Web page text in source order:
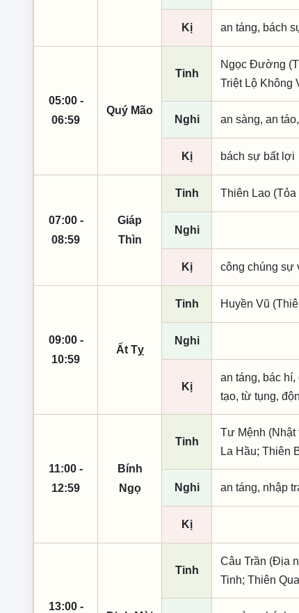
Kị an táng, bách
05:00 -
06:59
Quý Mão
Tinh
Ngọc Đường
Triệt Lộ Không
Nghi an sàng, an
Kị bách sự bất lợi
07:00 -
08:59
Giáp
Thìn
Tinh Thiên Lao
Nghi
Kị công chúng sự
09:00 -
10:59
Ất Tỵ
Tinh Huyền Vũ
Nghi
Kị
an táng, bác
tạo, từ tụng,
11:00 -
12:59
Bính
Ngọ
Tinh
Tư Mệnh
La Hầu; Thiên
Nghi an táng, nhập
Kị
13:00 -
Tinh
Câu Trần (Địa
Tinh; Thiên